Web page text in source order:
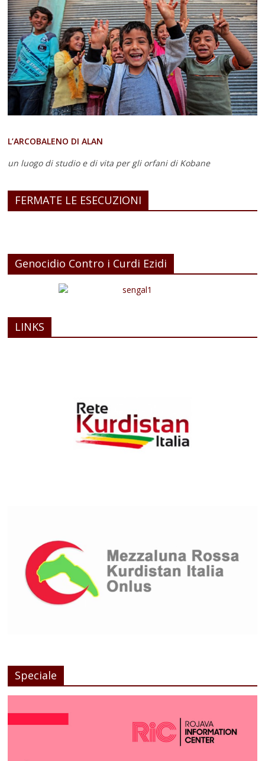
L’ARCOBALENO DI ALAN
un luogo di studio e di vita per gli orfani di Kobane
FERMATE LE ESECUZIONI
Genocidio Contro i Curdi Ezidi
LINKS
Speciale